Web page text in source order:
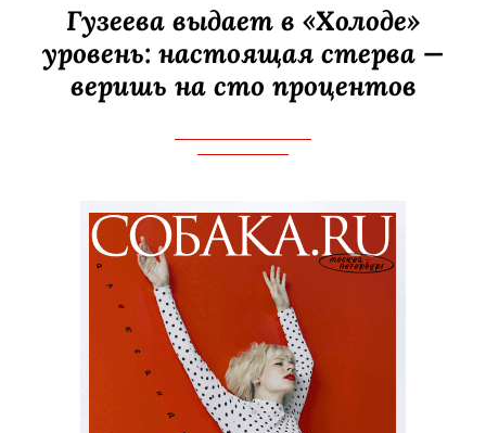
Гузеева выдает в «Холоде»
уровень: настоящая стерва —
веришь на сто процентов